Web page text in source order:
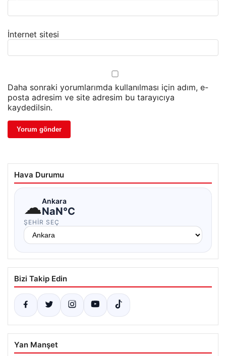
İnternet sitesi
Daha sonraki yorumlarımda kullanılması için adım, e-
posta adresim ve site adresim bu tarayıcıya
kaydedilsin.
Hava Durumu
☁Ankara
NaN°C
ŞEHIR SEÇ
Bizi Takip Edin
Yan Manşet